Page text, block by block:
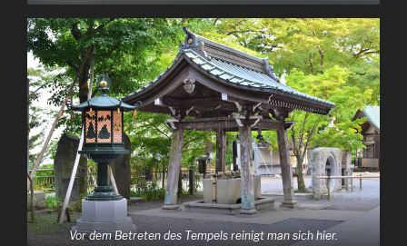
Vor dem Betreten des Tempels reinigt man sich hier.